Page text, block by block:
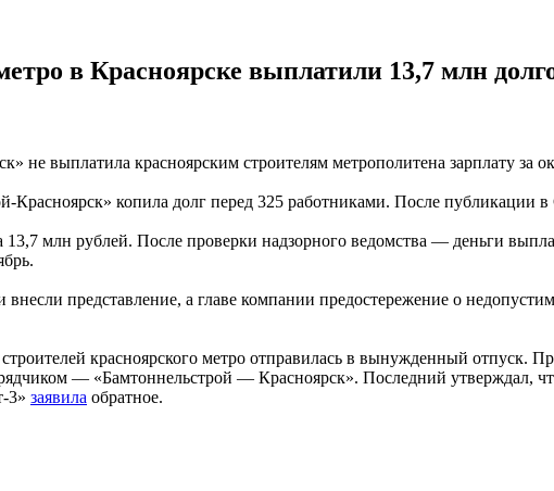
в Красноярске выплатили 13,7 млн
не выплатила красноярским строителям метрополитена зарплату за
Красноярск» копила долг перед 325 работниками. После публикации
13,7 млн рублей. После проверки надзорного ведомства — деньги
внесли представление, а главе компании предостережение о
красноярского метро отправилась в вынужденный
— «Бамтоннельстрой — Красноярск». Последний утверждал,
3» заявила обратное.